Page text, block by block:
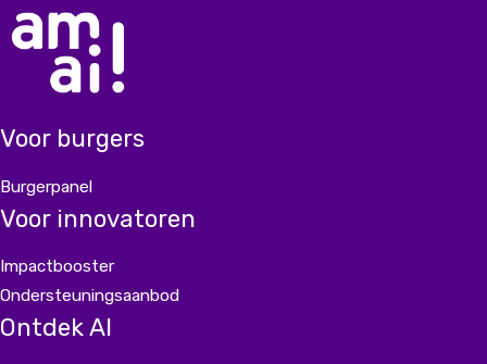
Voor burgers
Burgerpanel
Voor innovatoren
Impactbooster
Ondersteuningsaanbod
Ontdek AI